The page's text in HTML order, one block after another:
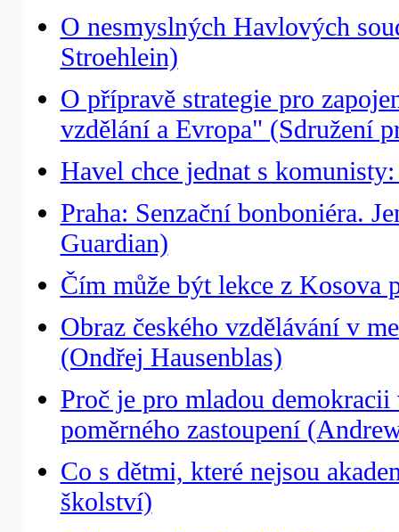
O nesmyslných Havlových
Stroehlein)
O přípravě strategie pro
vzdělání a Evropa" (Sdružení
Havel chce jednat s
Praha: Senzační bonboniéra.
Guardian)
Čím může být lekce z Kosova
Obraz českého vzdělávání v
(Ondřej Hausenblas)
Proč je pro mladou
poměrného zastoupení
Co s dětmi, které nejsou
školství)